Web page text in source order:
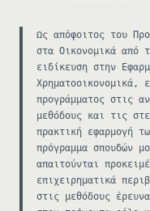
Ως απόφοιτος του
στα Οικονομικά από
ειδίκευση στην
Χρηματοοικονομικά,
προγράμματος στις
μεθόδους και τις
πρακτική εφαρμογή
πρόγραμμα σπουδών
απαιτούνται
επιχειρηματικά
στις μεθόδους